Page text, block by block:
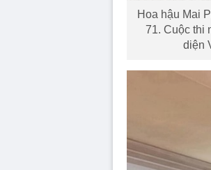
Hoa hậu Mai
71. Cuộc thi
diện